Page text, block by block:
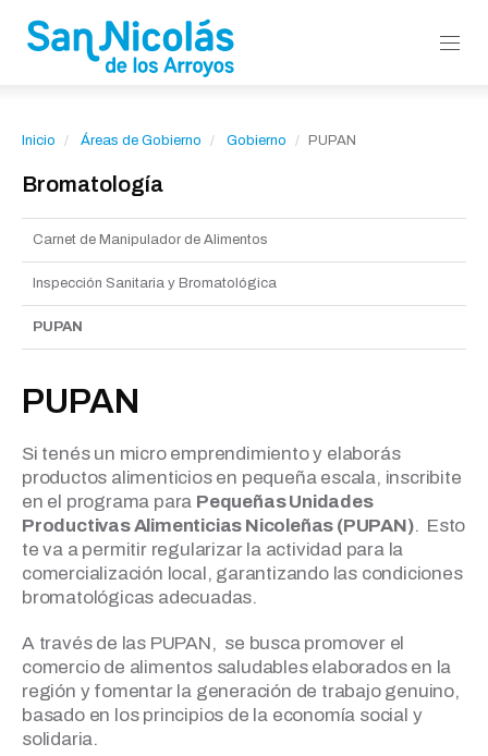
Inicio Áreas de Gobierno Gobierno PUPAN
Bromatología
Carnet de Manipulador de Alimentos
Inspección Sanitaria y Bromatológica
PUPAN
PUPAN
Si tenés un micro emprendimiento y elaborás
productos alimenticios en pequeña escala, inscribite
en el programa para Pequeñas Unidades
Productivas Alimenticias Nicoleñas (PUPAN). Esto
te va a permitir regularizar la actividad para la
comercialización local, garantizando las condiciones
bromatológicas adecuadas.
A través de las PUPAN, se busca promover el
comercio de alimentos saludables elaborados en la
región y fomentar la generación de trabajo genuino,
basado en los principios de la economía social y
solidaria.